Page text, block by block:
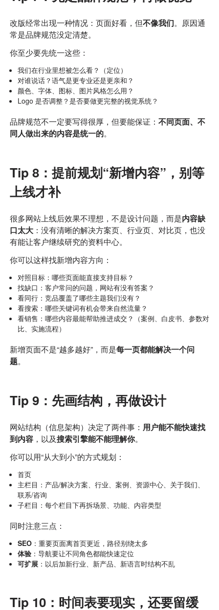
改版经常出现一种情况：页面好看，但不像我们。原因通
常是品牌规范没定清楚。
你至少要先统一这些：
我们在行业里想被怎么看？（定位）
对谁说话？语气是更专业还是更亲和？
颜色、字体、图标、图片风格怎么用？
Logo 是否调整？是否要做更完整的视觉系统？
品牌规范不一定要写得很厚，但要能保证： 不同页面、不
同人做出来的内容是统一的。
Tip 8：提前规划“新增内容”，别等
上线才补
很多网站上线后效果不理想，不是设计问题，而是内容缺
口太大 ： 没有清晰的解决方案页、行业页、对比页，也没
有能让客户继续研究的资料中心。
你可以这样找新增内容方向：
对照目标：哪些页面能直接支持目标？
找缺口：客户常问的问题，网站有没有答案？
看同行：竞品覆盖了哪些主题我们没有？
看搜索：哪些关键词有机会带来自然流量？
看销售：哪些内容最能帮助推进成交？（案例、白皮书、参数对
比、实施流程）
新增页面不是“越多越好”，而是每一页都能解决一个问
题。
Tip 9：先画结构，再做设计
网站结构（信息架构）决定了两件事： 用户能不能快速找
到内容 ，以及搜索引擎能不能理解你。
你可以用“从大到小”的方式规划：
首页
主栏目：产品/解决方案、行业、案例、资源中心、关于我们、
联系/咨询
子栏目：每个栏目下再拆场景、功能、内容类型
同时注意三点：
SEO ：重要页面离首页更近，路径别绕太多
体验 ：导航要让不同角色都能快速定位
可扩展 ：以后加新行业、新产品、新语言时结构不乱
Tip 10：时间表要现实，还要留缓